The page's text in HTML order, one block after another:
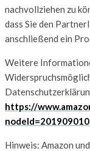
nachvollziehen zu
dass Sie den
anschließend ein
Weitere
https://
nodeId=201909010
Hinweis: Amazon